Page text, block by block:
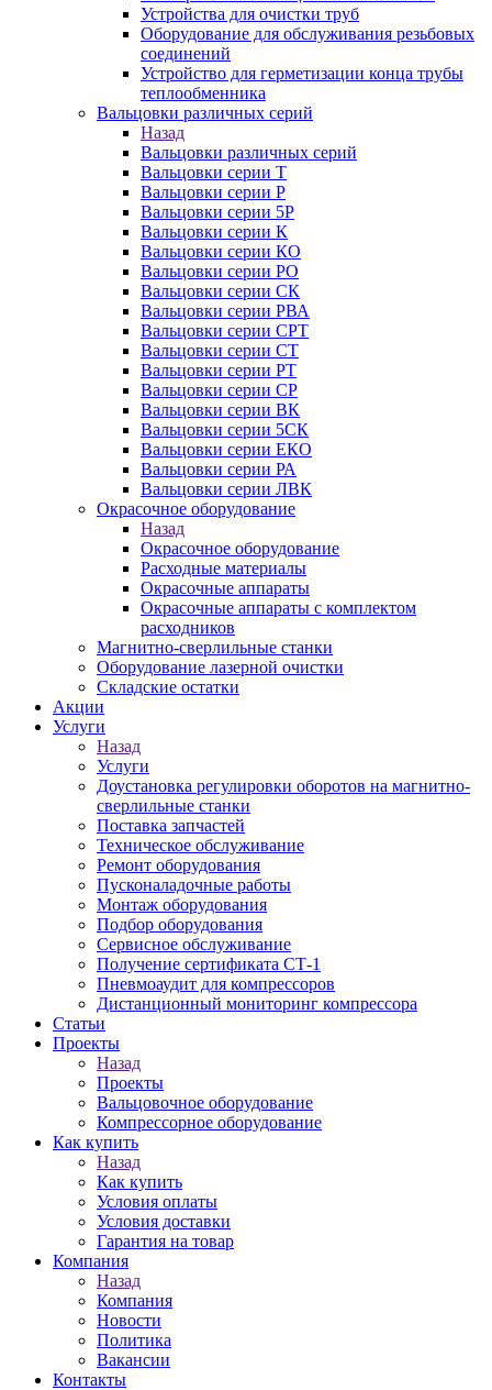
Устройства для очистки труб
Оборудование для обслуживания резьбовых
соединений
Устройство для герметизации конца трубы
теплообменника
Вальцовки различных серий
Назад
Вальцовки различных серий
Вальцовки серии Т
Вальцовки серии Р
Вальцовки серии 5Р
Вальцовки серии К
Вальцовки серии КО
Вальцовки серии РО
Вальцовки серии СК
Вальцовки серии РВА
Вальцовки серии СРТ
Вальцовки серии СТ
Вальцовки серии РТ
Вальцовки серии СР
Вальцовки серии ВК
Вальцовки серии 5СК
Вальцовки серии ЕКО
Вальцовки серии РА
Вальцовки серии ЛВК
Окрасочное оборудование
Назад
Окрасочное оборудование
Расходные материалы
Окрасочные аппараты
Окрасочные аппараты с комплектом
расходников
Магнитно-сверлильные станки
Оборудование лазерной очистки
Складские остатки
Акции
Услуги
Назад
Услуги
Доустановка регулировки оборотов на магнитно-
сверлильные станки
Поставка запчастей
Техническое обслуживание
Ремонт оборудования
Пусконаладочные работы
Монтаж оборудования
Подбор оборудования
Сервисное обслуживание
Получение сертификата СТ-1
Пневмоаудит для компрессоров
Дистанционный мониторинг компрессора
Статьи
Проекты
Назад
Проекты
Вальцовочное оборудование
Компрессорное оборудование
Как купить
Назад
Как купить
Условия оплаты
Условия доставки
Гарантия на товар
Компания
Назад
Компания
Новости
Политика
Вакансии
Контакты